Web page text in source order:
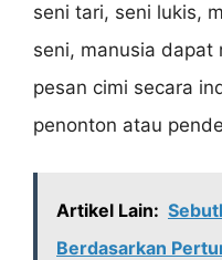
seni tari, seni lukis,
seni, manusia dapat
pesan cimi secara
penonton atau
Artikel Lain:
Berdasarkan